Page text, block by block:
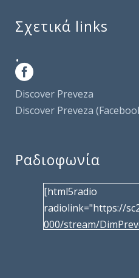
Σχετικά links
.
Discover Preveza
Discover Preveza
Ραδιοφωνία
[html5radio
radiolink="https://
000/stream/